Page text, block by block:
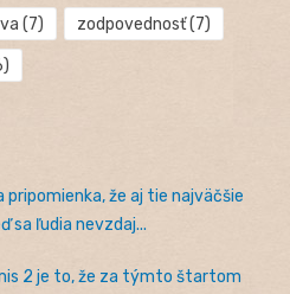
(7) zodpovednosť(7)
pripomienka, že aj tie najväčšie
sa ľudia nevzdaj...
2 je to, že za týmto štartom